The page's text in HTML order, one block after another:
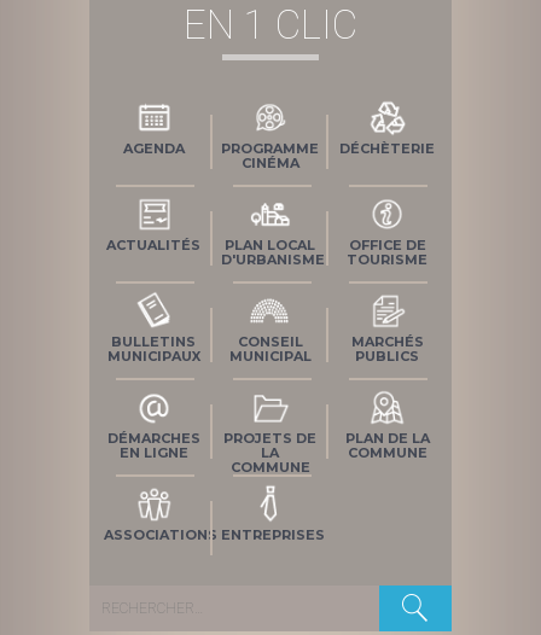
EN 1 CLIC
AGENDA
PROGRAMME
CINÉMA
DÉCHÈTERIE
ACTUALITÉS
PLAN LOCAL
D'URBANISME
OFFICE DE
TOURISME
BULLETINS
MUNICIPAUX
CONSEIL
MUNICIPAL
MARCHÉS
PUBLICS
DÉMARCHES
EN LIGNE
PROJETS DE
LA
COMMUNE
PLAN DE LA
COMMUNE
ASSOCIATIONS ENTREPRISES
Rechercher :